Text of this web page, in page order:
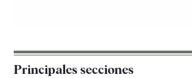
Principales secciones